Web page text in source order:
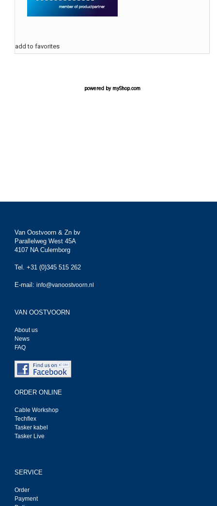
add to favorites
powered by myShop.com
Van Oostvoorn & Zn bv
Parallelweg West 45A
4107 NA Culemborg
Tel. +31 (0)345 515 262
E-mail: info@vanoostvoorn.nl
VAN OOSTVOORN
About us
News
FAQ
ORDER ONLINE
Cable Workshop
Techflex
Tasker kabel
Tasker Live
SERVICE
Order
Payment